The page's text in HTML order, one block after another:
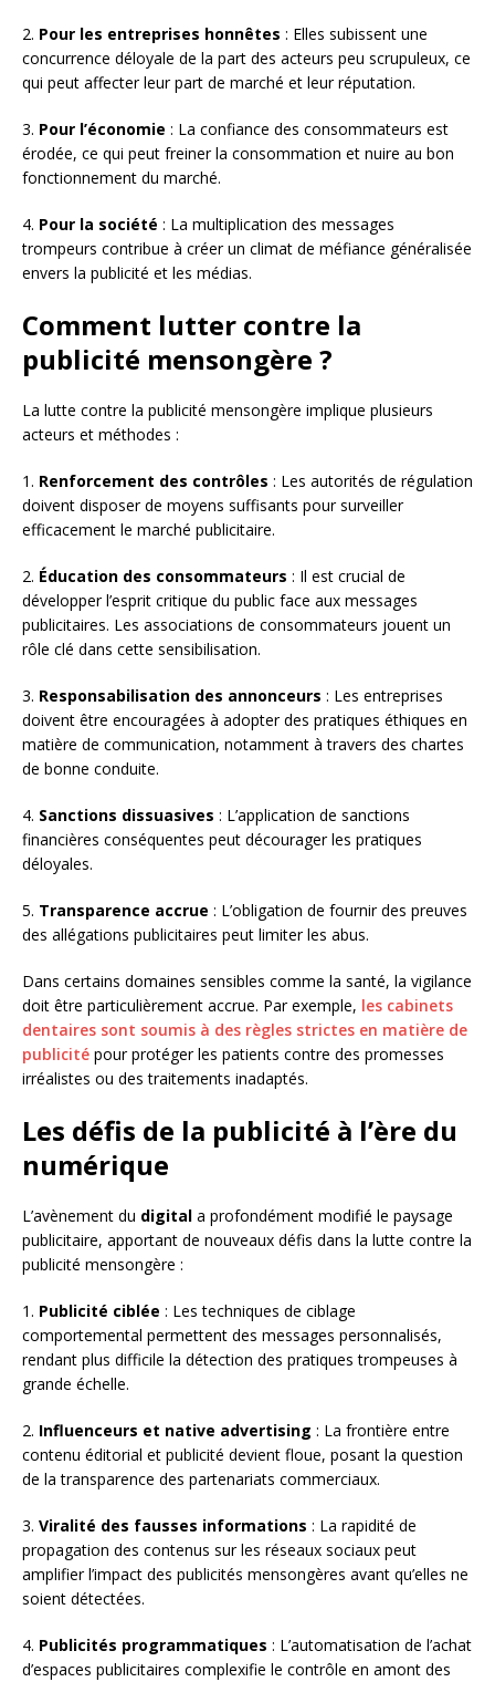
2. Pour les entreprises honnêtes : Elles subissent une
concurrence déloyale de la part des acteurs peu scrupuleux, ce
qui peut affecter leur part de marché et leur réputation.
3. Pour l’économie : La confiance des consommateurs est
érodée, ce qui peut freiner la consommation et nuire au bon
fonctionnement du marché.
4. Pour la société : La multiplication des messages
trompeurs contribue à créer un climat de méfiance généralisée
envers la publicité et les médias.
Comment lutter contre la
publicité mensongère ?
La lutte contre la publicité mensongère implique plusieurs
acteurs et méthodes :
1. Renforcement des contrôles : Les autorités de régulation
doivent disposer de moyens suffisants pour surveiller
efficacement le marché publicitaire.
2. Éducation des consommateurs : Il est crucial de
développer l’esprit critique du public face aux messages
publicitaires. Les associations de consommateurs jouent un
rôle clé dans cette sensibilisation.
3. Responsabilisation des annonceurs : Les entreprises
doivent être encouragées à adopter des pratiques éthiques en
matière de communication, notamment à travers des chartes
de bonne conduite.
4. Sanctions dissuasives : L’application de sanctions
financières conséquentes peut décourager les pratiques
déloyales.
5. Transparence accrue : L’obligation de fournir des preuves
des allégations publicitaires peut limiter les abus.
Dans certains domaines sensibles comme la santé, la vigilance
doit être particulièrement accrue. Par exemple, les cabinets
dentaires sont soumis à des règles strictes en matière de
publicité pour protéger les patients contre des promesses
irréalistes ou des traitements inadaptés.
Les défis de la publicité à l’ère du
numérique
L’avènement du digital a profondément modifié le paysage
publicitaire, apportant de nouveaux défis dans la lutte contre la
publicité mensongère :
1. Publicité ciblée : Les techniques de ciblage
comportemental permettent des messages personnalisés,
rendant plus difficile la détection des pratiques trompeuses à
grande échelle.
2. Influenceurs et native advertising : La frontière entre
contenu éditorial et publicité devient floue, posant la question
de la transparence des partenariats commerciaux.
3. Viralité des fausses informations : La rapidité de
propagation des contenus sur les réseaux sociaux peut
amplifier l’impact des publicités mensongères avant qu’elles ne
soient détectées.
4. Publicités programmatiques : L’automatisation de l’achat
d’espaces publicitaires complexifie le contrôle en amont des